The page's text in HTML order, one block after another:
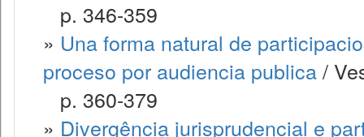
p. 346-359
» Una forma natural de
proceso por audiencia publica/
p. 360-379
» Divergência jurisprudencial e